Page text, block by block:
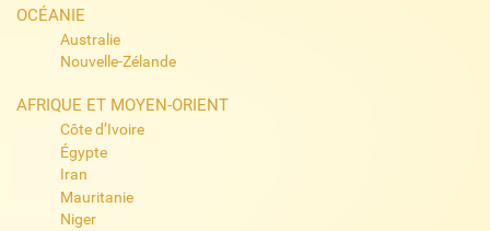
OCÉANIE
Australie
Nouvelle-Zélande
AFRIQUE ET MOYEN-ORIENT
Côte d’Ivoire
Égypte
Iran
Mauritanie
Niger